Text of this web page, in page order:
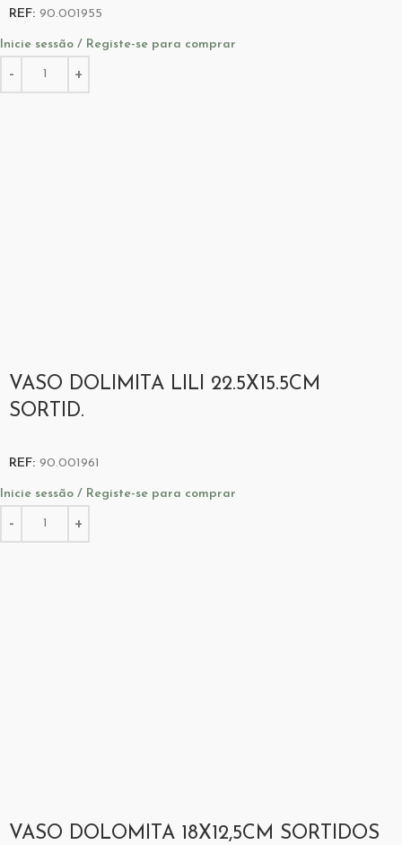
REF: 90.001955
Inicie sessão / Registe-se para comprar
VASO DOLIMITA LILI 22.5X15.5CM
SORTID.
REF: 90.001961
Inicie sessão / Registe-se para comprar
VASO DOLOMITA 18X12,5CM SORTIDOS